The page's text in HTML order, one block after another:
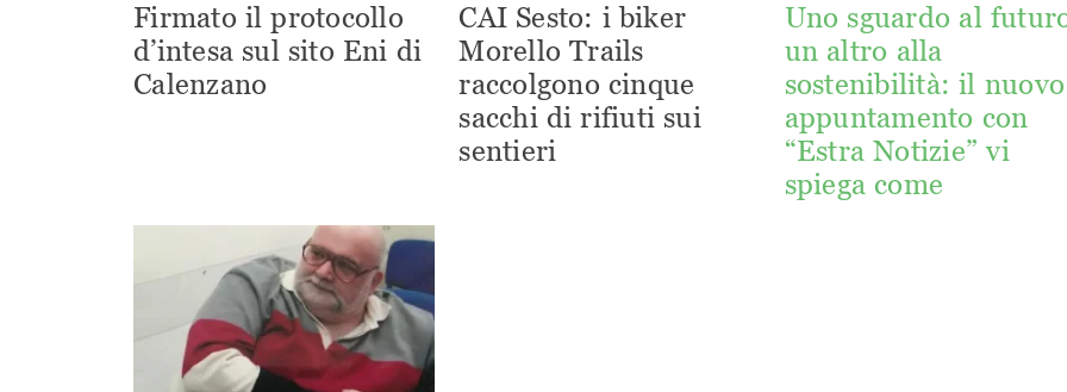
Firmato il protocollo
d’intesa sul sito Eni di
Calenzano
CAI Sesto: i biker
Morello Trails
raccolgono cinque
sacchi di rifiuti sui
sentieri
Uno sguardo al
un altro alla
sostenibilità: il nuovo
appuntamento con
“Estra Notizie” vi
spiega come